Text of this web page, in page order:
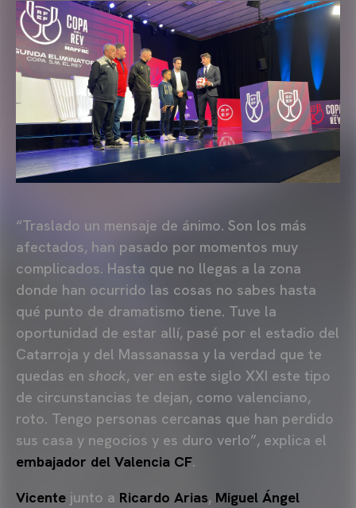
“Traslado un mensaje de ánimo. Son los más
afectados, han pasado por momentos muy
complicados. Hasta que no llegas a la zona
donde han ocurrido las cosas no sabes hasta
qué punto de dramatismo tiene. Tuve la
oportunidad de estar allí, pasé por el estadio del
Catarroja y del Massanassa y la verdad que te
quedas en shock, ver en este siglo XXI este tipo
de circunstancias te dejan, como valenciano,
roto. Tengo personas cercanas que han perdido
sus casa y negocios y es duro verlo”, explica el
embajador del Valencia CF.
Vicente junto a Ricardo Arias, Miguel Ángel